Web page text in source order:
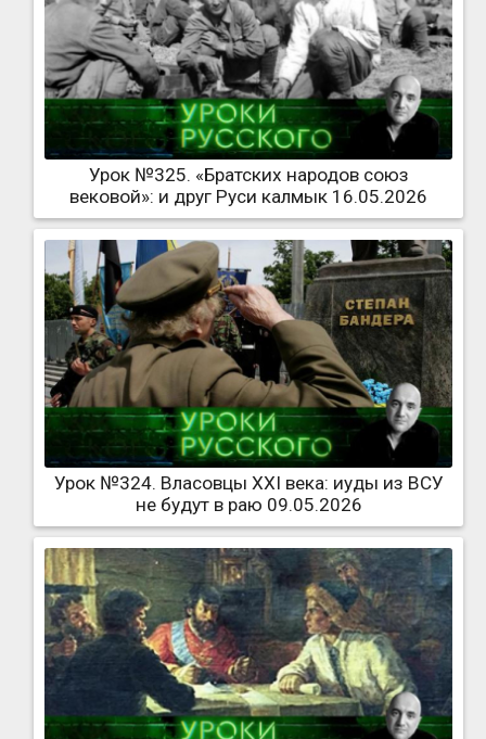
Урок №325. «Братских народов союз
вековой»: и друг Руси калмык 16.05.2026
Урок №324. Власовцы XXI века: иуды из ВСУ
не будут в раю 09.05.2026